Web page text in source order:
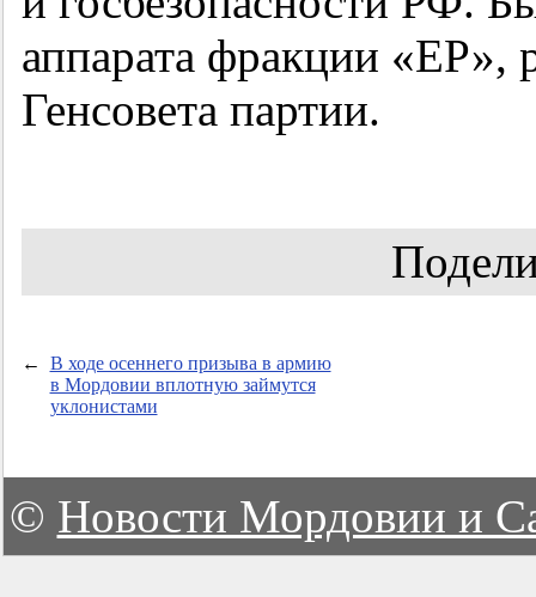
аппарата фракции «ЕР»,
Генсовета партии.
←
В ходе осеннего призыва в армию
в Мордовии вплотную займутся
уклонистами
© Новости Мордовии и